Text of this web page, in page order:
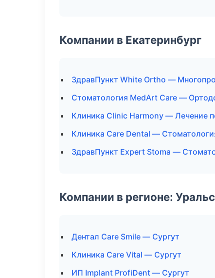
Компании в Екатеринбург
ЗдравПункт White Ortho —
Стоматология MedArt Care —
Клиника Clinic Harmony — Лечение
Клиника Care Dental —
ЗдравПункт Expert Stoma —
Компании в регионе:
Дентал Care Smile — Сургут
Клиника Care Vital — Сургут
ИП Implant ProfiDent — Сургут